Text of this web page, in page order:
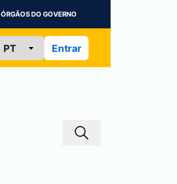
ÓRGÃOS DO GOVERNO
Entrar